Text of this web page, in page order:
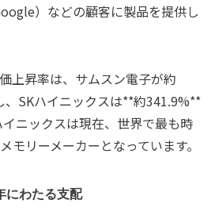
）などの顧客に製品を提供し
上昇率は、サムスン電子が約
、SKハイニックスは**約341.9%**
ニックスは現在、世界で最も時
モリーメーカーとなっています。
にわたる支配